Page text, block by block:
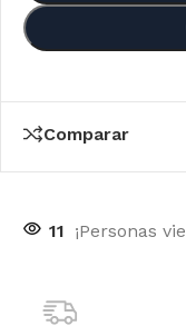
Comparar
11 ¡Personas